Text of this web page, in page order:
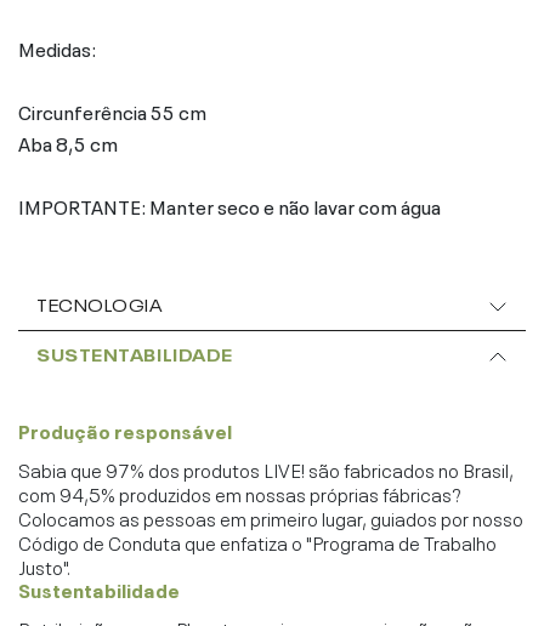
Medidas:
Circunferência 55 cm
Aba 8,5 cm
IMPORTANTE: Manter seco e não lavar com água
TECNOLOGIA
SUSTENTABILIDADE
Produção responsável
Sabia que 97% dos produtos LIVE! são fabricados no Brasil,
com 94,5% produzidos em nossas próprias fábricas?
Colocamos as pessoas em primeiro lugar, guiados por nosso
Código de Conduta que enfatiza o "Programa de Trabalho
Justo".
Sustentabilidade